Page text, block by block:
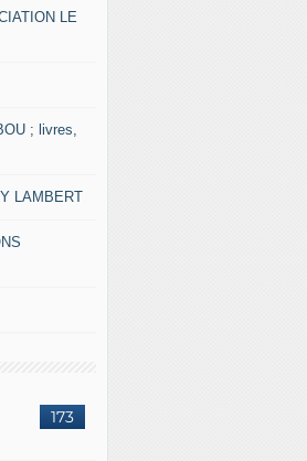
LE
; livres,
LAMBERT
173